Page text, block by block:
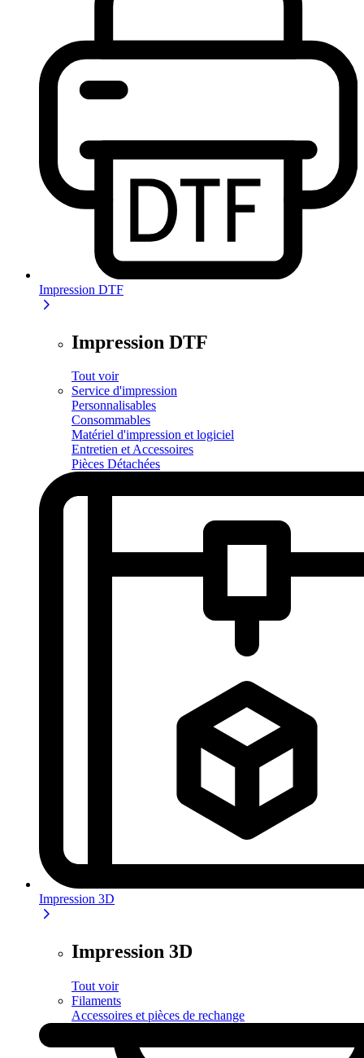
Impression DTF
Impression DTF
Tout voir
Service d'impression
Personnalisables
Consommables
Matériel d'impression et logiciel
Entretien et Accessoires
Pièces Détachées
Impression 3D
Impression 3D
Tout voir
Filaments
Accessoires et pièces de rechange